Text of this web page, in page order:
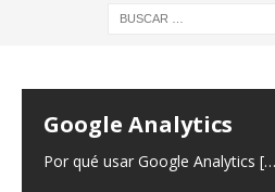
Google Analytics
Por qué usar Google Analytics